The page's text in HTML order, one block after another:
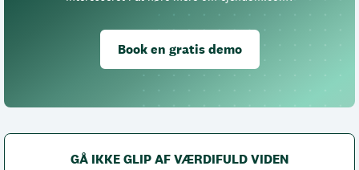
Book en gratis demo
GÅ IKKE GLIP AF VÆRDIFULD VIDEN